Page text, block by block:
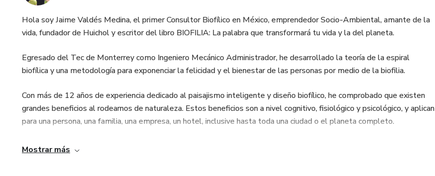
comunidades.
2 horas y 39 minutos de contenido en video
5 presentaciones descargables
1 cuestionario interactivo
Hola soy Jaime Valdés Medina, el primer Consultor Biofílico en México, emprendedor Socio-Ambiental, amante de la
vida, fundador de Huichol y escritor del libro BIOFILIA: La palabra que transformará tu vida y la del planeta.
Egresado del Tec de Monterrey como Ingeniero Mecánico Administrador, he desarrollado la teoría de la espiral
biofílica y una metodología para exponenciar la felicidad y el bienestar de las personas por medio de la biofilia.
Con más de 12 años de experiencia dedicado al paisajismo inteligente y diseño biofílico, he comprobado que existen
grandes beneficios al rodearnos de naturaleza. Estos beneficios son a nivel cognitivo, fisiológico y psicológico, y aplican
para una persona, una familia, una empresa, un hotel, inclusive hasta toda una ciudad o el planeta completo.
Adicionalmente apoyo a las comunidades indígenas (wixarikas) generando empleo y compartiendo de su arte y cultura
Mostrar más